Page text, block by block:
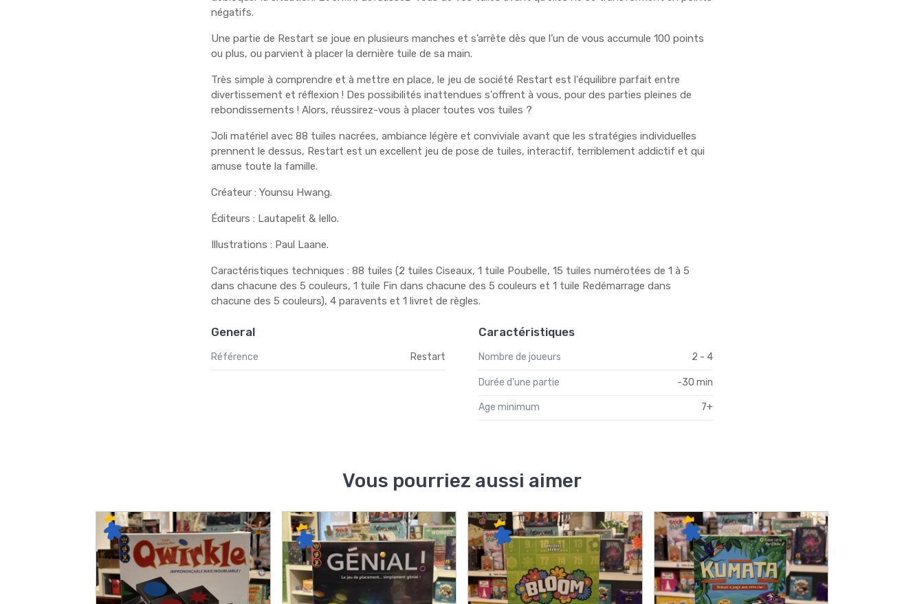
négatifs.
Une partie de Restart se joue en plusieurs manches et s’arrête dès que l’un de vous accumule 100 points
ou plus, ou parvient à placer la dernière tuile de sa main.
Très simple à comprendre et à mettre en place, le jeu de société Restart est l'équilibre parfait entre
divertissement et réflexion ! Des possibilités inattendues s'offrent à vous, pour des parties pleines de
rebondissements ! Alors, réussirez-vous à placer toutes vos tuiles ?
Joli matériel avec 88 tuiles nacrées, ambiance légère et conviviale avant que les stratégies individuelles
prennent le dessus, Restart est un excellent jeu de pose de tuiles, interactif, terriblement addictif et qui
amuse toute la famille.
Créateur : Younsu Hwang.
Éditeurs : Lautapelit & Iello.
Illustrations : Paul Laane.
Caractéristiques techniques : 88 tuiles (2 tuiles Ciseaux, 1 tuile Poubelle, 15 tuiles numérotées de 1 à 5
dans chacune des 5 couleurs, 1 tuile Fin dans chacune des 5 couleurs et 1 tuile Redémarrage dans
chacune des 5 couleurs), 4 paravents et 1 livret de règles.
General
Référence Restart
Caractéristiques
Nombre de joueurs 2 - 4
Durée d'une partie -30 min
Age minimum 7+
Vous pourriez aussi aimer